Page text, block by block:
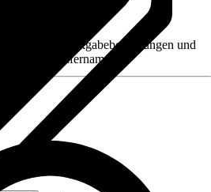
wie z. B. Rückgabebedingungen und
Verkäufernamen.